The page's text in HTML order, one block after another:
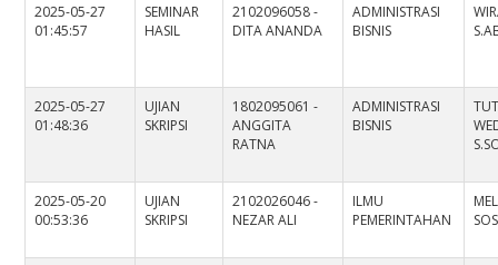
2025-05-27
01:45:57
SEMINAR
HASIL
2102096058 -
DITA ANANDA
ADMINISTRASI
BISNIS
2025-05-27
01:48:36
UJIAN
SKRIPSI
1802095061 -
ANGGITA
RATNA
ADMINISTRASI
BISNIS
2025-05-20
00:53:36
UJIAN
SKRIPSI
2102026046 -
NEZAR ALI
ILMU
PEMERINTAHAN